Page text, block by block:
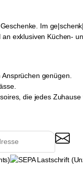
Im
exklusiven Küchen-
genügen.
die jedes Zuhause